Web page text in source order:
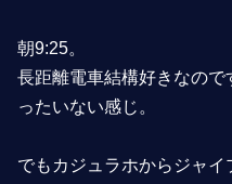
朝9:25。
長距離電車結構好きなの
ったいない感じ。
でもカジュラホからジャ